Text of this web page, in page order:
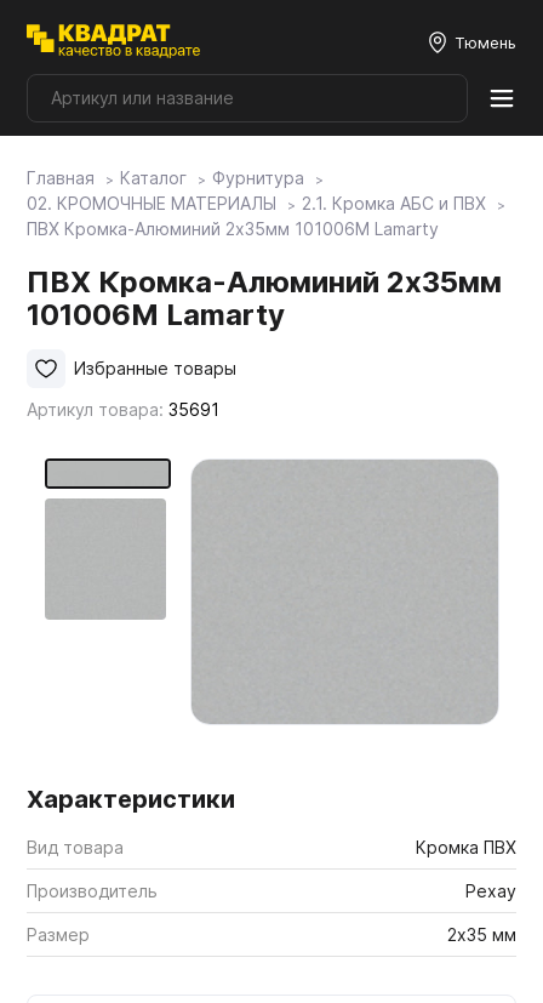
Тюмень
Плитные материалы
Мой ЭГГЕР
Фасады
Главная Каталог
Фурнитура
02. КРОМОЧНЫЕ МАТЕРИАЛЫ
2.1. Кромка АБС и ПВХ
ПВХ Кромка-Алюминий 2х35мм 101006М Lamarty
ПВХ Кромка-Алюминий 2х35мм
101006М Lamarty
Артикул товара:35691
Избранные товары
Характеристики
Вид товара Кромка ПВХ
Производитель Рехау
Размер 2х35 мм